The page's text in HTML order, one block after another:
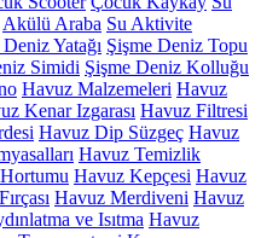
Akülü Araba Su Aktivite
Yatağı Şişme Deniz Topu
Simidi Şişme Deniz Kolluğu
Havuz Malzemeleri Havuz
Kenar Izgarası Havuz Filtresi
Havuz Dip Süzgeç Havuz
Havuz Temizlik
Havuz Kepçesi Havuz
Havuz Merdiveni Havuz
ve Isıtma Havuz